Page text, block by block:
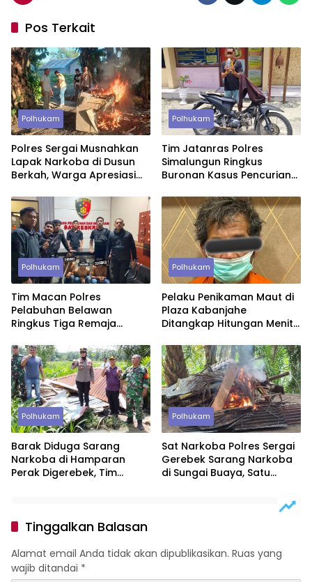
Pos Terkait
Polhukam
Polres Sergai Musnahkan
Lapak Narkoba di Dusun
Berkah, Warga Apresiasi
Polhukam
Tim Jatanras Polres
Simalungun Ringkus
Buronan Kasus Pencurian
Polhukam
Tim Macan Polres
Pelabuhan Belawan
Ringkus Tiga Remaja
Motor di Marelan
Polhukam
Pelaku Penikaman Maut di
Plaza Kabanjahe
Ditangkap Hitungan Menit,
Polhukam
Barak Diduga Sarang
Narkoba di Hamparan
Perak Digerebek, Tim
Polhukam
Sat Narkoba Polres Sergai
Gerebek Sarang Narkoba
di Sungai Buaya, Satu
Tinggalkan Balasan
Alamat email Anda tidak akan dipublikasikan. Ruas yang
wajib ditandai *